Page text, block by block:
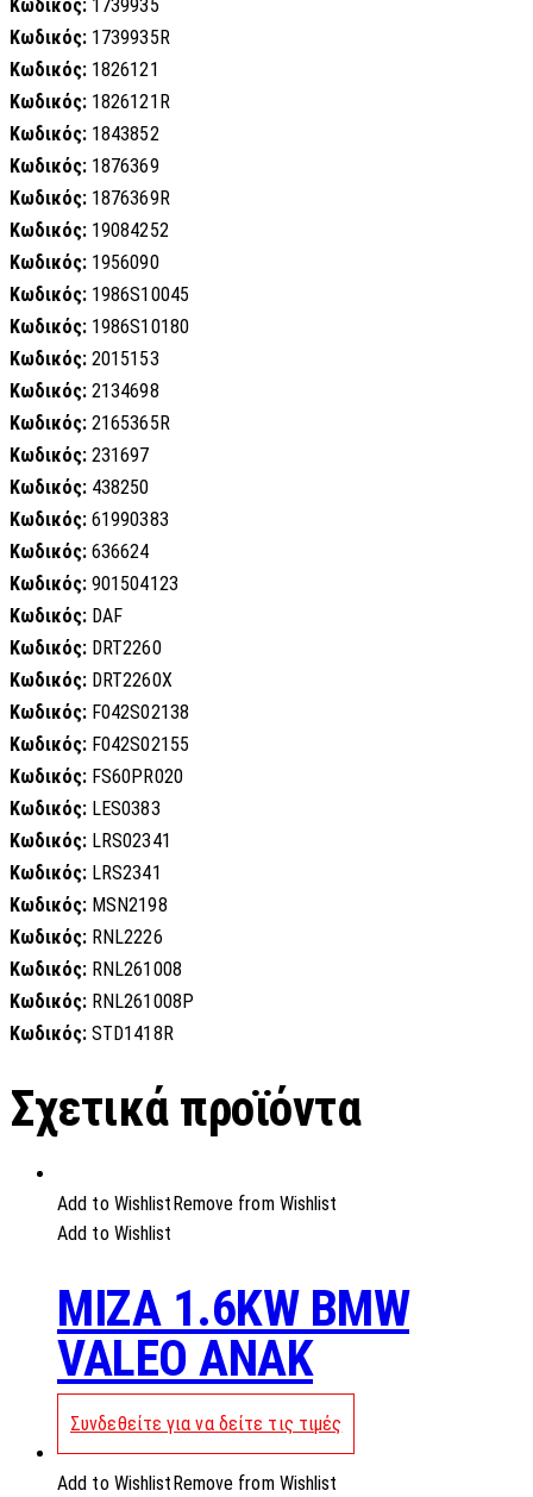
Κωδικός: 1739935
Κωδικός: 1739935R
Κωδικός: 1826121
Κωδικός: 1826121R
Κωδικός: 1843852
Κωδικός: 1876369
Κωδικός: 1876369R
Κωδικός: 19084252
Κωδικός: 1956090
Κωδικός: 1986S10045
Κωδικός: 1986S10180
Κωδικός: 2015153
Κωδικός: 2134698
Κωδικός: 2165365R
Κωδικός: 231697
Κωδικός: 438250
Κωδικός: 61990383
Κωδικός: 636624
Κωδικός: 901504123
Κωδικός: DAF
Κωδικός: DRT2260
Κωδικός: DRT2260X
Κωδικός: F042S02138
Κωδικός: F042S02155
Κωδικός: FS60PR020
Κωδικός: LES0383
Κωδικός: LRS02341
Κωδικός: LRS2341
Κωδικός: MSN2198
Κωδικός: RNL2226
Κωδικός: RNL261008
Κωδικός: RNL261008P
Κωδικός: STD1418R
Σχετικά προϊόντα
Add to Wishlist Remove from Wishlist
Add to Wishlist
MIZA 1.6KW BMW
VALEO ANAK
Συνδεθείτε για να δείτε τις τιμές
Add to Wishlist Remove from Wishlist